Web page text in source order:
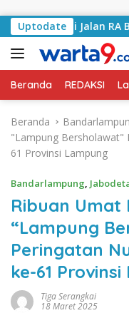
Uptodate
Jalan RA Basyid,
Beranda REDAKSI
Beranda
"Lampung Bersholawat"
61 Provinsi Lampung
Bandarlampung,
Ribuan Umat
“Lampung
Peringatan
ke-61
Tiga Serangkai
18 Maret 2025